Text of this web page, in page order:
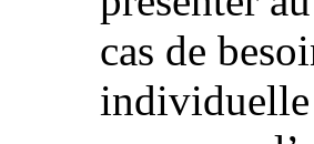
cas de